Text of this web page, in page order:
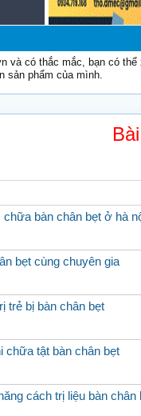
và có thắc mắc, bạn có
sản phẩm của mình.
chữa bàn chân bẹt ở hà
bẹt cùng chuyên gia
trẻ bị bàn chân bẹt
chữa tật bàn chân bẹt
cách trị liệu bàn chân